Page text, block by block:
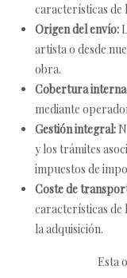
características de
Origen del envío:
artista o desde
obra.
Cobertura
mediante
Gestión integral:
y los trámites
impuestos de
Coste de
características de
la adquisición.
Esta